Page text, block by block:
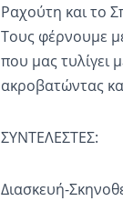
Ραχούτη και το
Τους φέρνουμε
που μας τυλίγει
ακροβατώντας
ΣΥΝΤΕΛΕΣΤΕΣ:
Διασκευή-